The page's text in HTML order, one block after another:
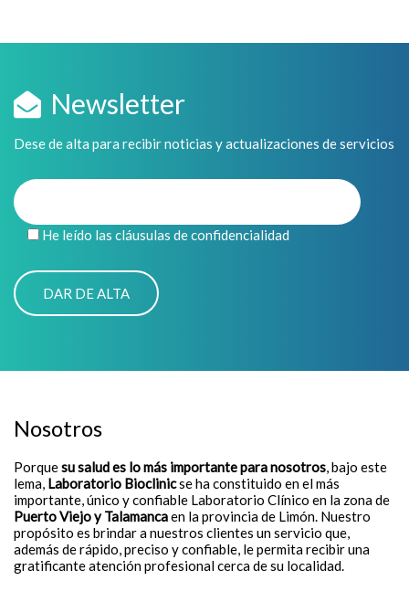
Newsletter
Dese de alta para recibir noticias y actualizaciones de servicios
He leído las cláusulas de confidencialidad
Nosotros
Porquesu salud es lo más importante para nosotros, bajo este
lema, Laboratorio Bioclinicse ha constituido en el más
importante, único y confiable Laboratorio Clínico en la zona de
Puerto Viejo y Talamancaen la provincia de Limón. Nuestro
propósito es brindar a nuestros clientes un servicio que,
además de rápido, preciso y confiable, le permita recibir una
gratificante atención profesional cerca de su localidad.